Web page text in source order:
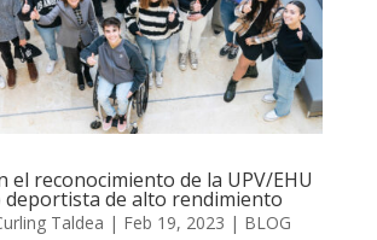
el reconocimiento de la UPV/EHU
deportista de alto rendimiento
Taldea | Feb 19, 2023 | BLOG